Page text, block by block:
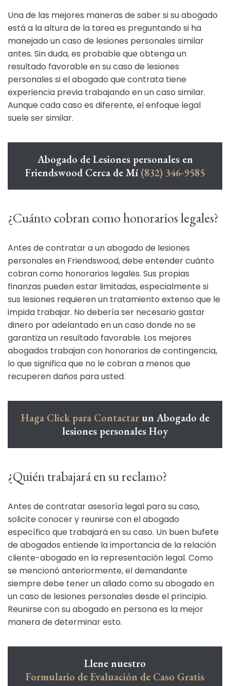
Una de las mejores maneras de saber si su abogado
está a la altura de la tarea es preguntando si ha
manejado un caso de lesiones personales similar
antes. Sin duda, es probable que obtenga un
resultado favorable en su caso de lesiones
personales si el abogado que contrata tiene
experiencia previa trabajando en un caso similar.
Aunque cada caso es diferente, el enfoque legal
suele ser similar.
Abogado de Lesiones personales en
Friendswood Cerca de Mí (832) 346-9585
¿Cuánto cobran como honorarios legales?
Antes de contratar a un abogado de lesiones
personales en Friendswood, debe entender cuánto
cobran como honorarios legales. Sus propias
finanzas pueden estar limitadas, especialmente si
sus lesiones requieren un tratamiento extenso que le
impida trabajar. No debería ser necesario gastar
dinero por adelantado en un caso donde no se
garantiza un resultado favorable. Los mejores
abogados trabajan con honorarios de contingencia,
lo que significa que no le cobran a menos que
recuperen daños para usted.
Haga Click para Contactarun Abogado de
lesiones personales Hoy
¿Quién trabajará en su reclamo?
Antes de contratar asesoría legal para su caso,
solicite conocer y reunirse con el abogado
específico que trabajará en su caso. Un buen bufete
de abogados entiende la importancia de la relación
cliente-abogado en la representación legal. Como
se mencionó anteriormente, el demandante
siempre debe tener un aliado como su abogado en
un caso de lesiones personales desde el principio.
Reunirse con su abogado en persona es la mejor
manera de determinar esto.
Llene nuestro
Formulario de Evaluación de Caso Gratis